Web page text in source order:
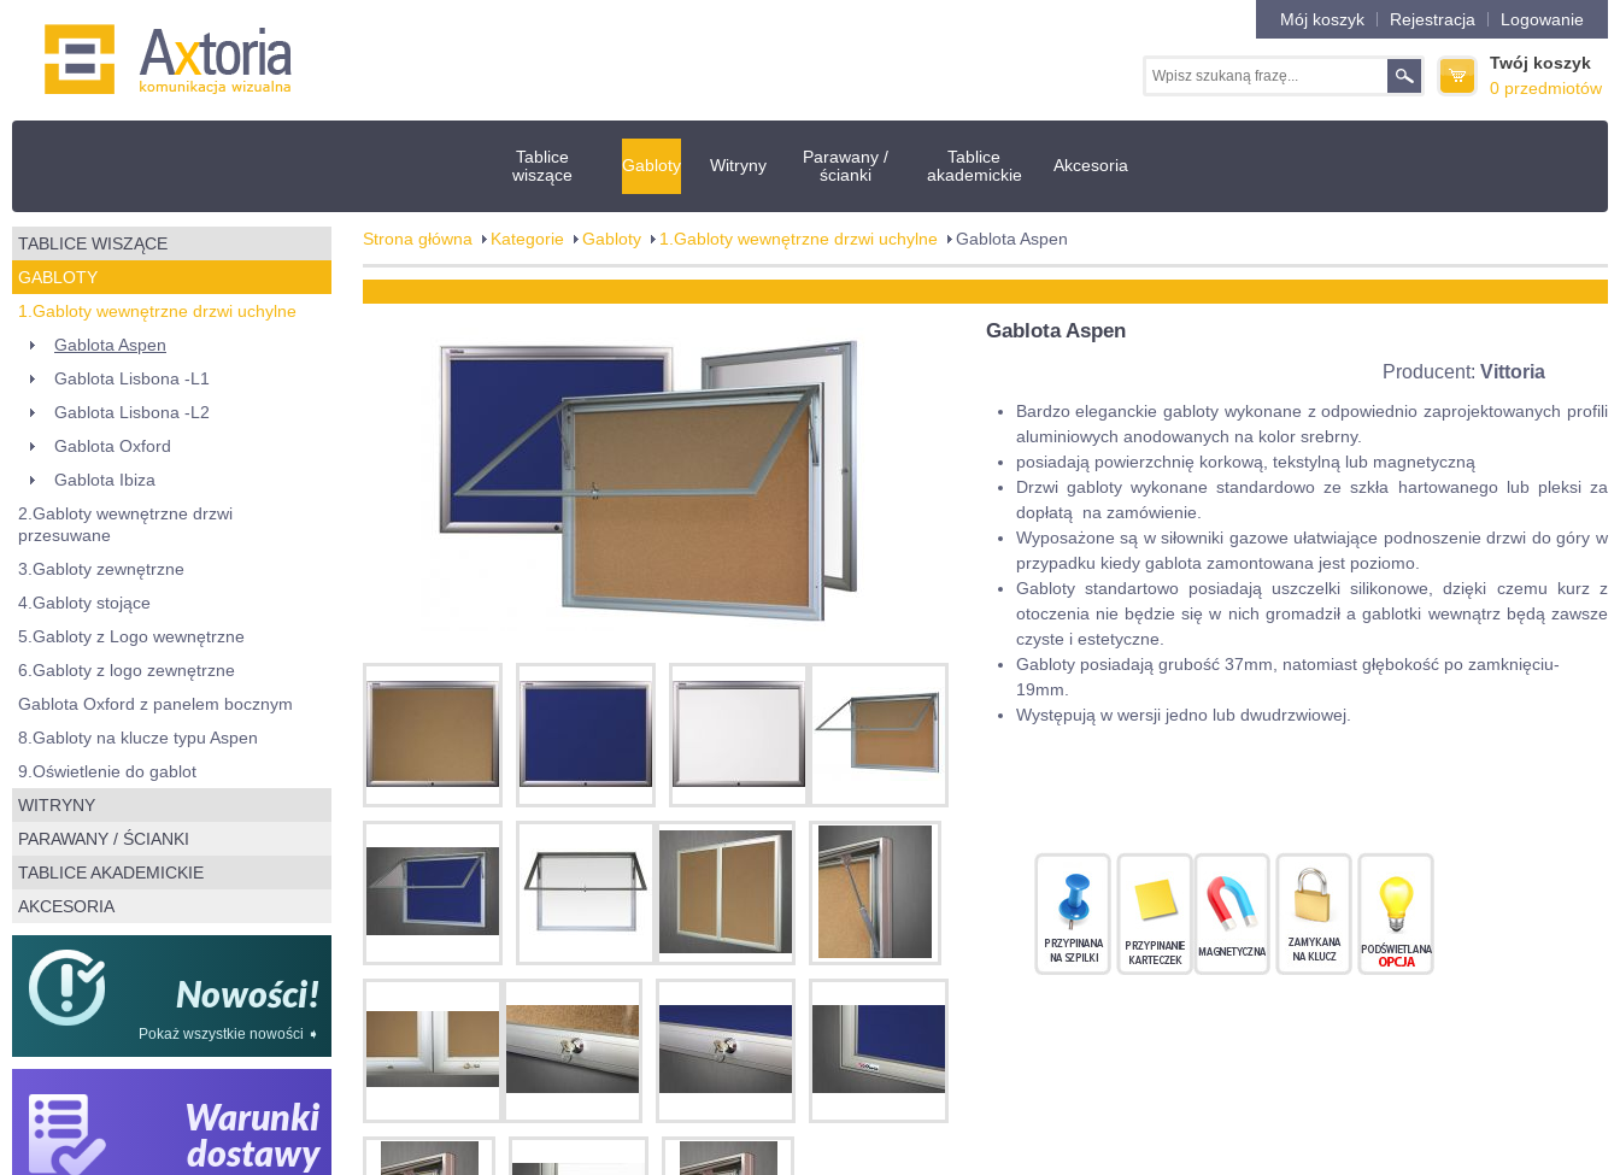
Mój koszyk Rejestracja Logowanie
Twój koszyk
0 przedmiotów
Tablice
wiszące
Gabloty Witryny
Parawany /
ścianki
Tablice
akademickie
Akcesoria
TABLICE WISZĄCE
GABLOTY
1.Gabloty wewnętrzne drzwi uchylne
Gablota Aspen
Gablota Lisbona -L1
Gablota Lisbona -L2
Gablota Oxford
Gablota Ibiza
2.Gabloty wewnętrzne drzwi
przesuwane
3.Gabloty zewnętrzne
4.Gabloty stojące
5.Gabloty z Logo wewnętrzne
6.Gabloty z logo zewnętrzne
Gablota Oxford z panelem bocznym
8.Gabloty na klucze typu Aspen
9.Oświetlenie do gablot
WITRYNY
PARAWANY / ŚCIANKI
TABLICE AKADEMICKIE
AKCESORIA
Nowości!
Pokaż wszystkie nowości ➧
Warunki
dostawy
Strona główna Kategorie Gabloty 1.Gabloty wewnętrzne drzwi uchylne Gablota Aspen
Gablota Aspen
Producent:Vittoria
Bardzo eleganckie gabloty wykonane z odpowiednio zaprojektowanych profili
aluminiowych anodowanych na kolor srebrny.
posiadają powierzchnię korkową, tekstylną lub magnetyczną
Drzwi gabloty wykonane standardowo ze szkła hartowanego lub pleksi za
dopłatą na zamówienie.
Wyposażone są w siłowniki gazowe ułatwiające podnoszenie drzwi do góry w
przypadku kiedy gablota zamontowana jest poziomo.
Gabloty standartowo posiadają uszczelki silikonowe, dzięki czemu kurz z
otoczenia nie będzie się w nich gromadził a gablotki wewnątrz będą zawsze
czyste i estetyczne.
Gabloty posiadają grubość 37mm, natomiast głębokość po zamknięciu-
19mm.
Występują w wersji jedno lub dwudrzwiowej.